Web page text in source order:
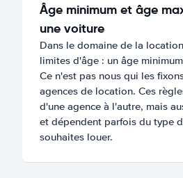
Âge minimum et âge
une voiture
Dans le domaine de la
limites d'âge : un âge
Ce n'est pas nous qui les
agences de location. Ces
d'une agence à l'autre, mais
et dépendent parfois du type
souhaites louer.